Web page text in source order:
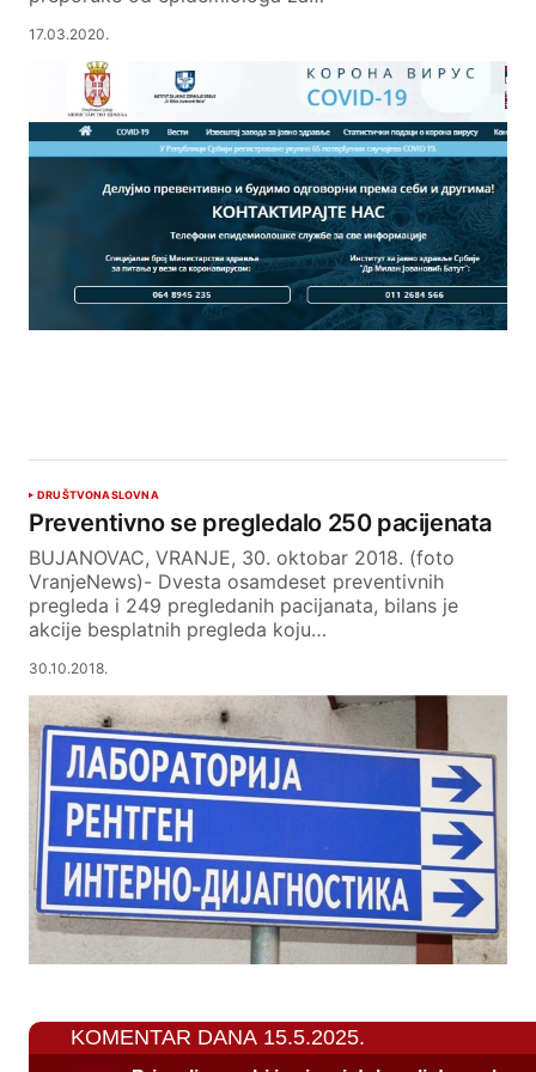
17.03.2020.
DRUŠTVONASLOVNA
Preventivno se pregledalo 250 pacijenata
BUJANOVAC, VRANJE, 30. oktobar 2018. (foto
VranjeNews)- Dvesta osamdeset preventivnih
pregleda i 249 pregledanih pacijanata, bilans je
akcije besplatnih pregleda koju…
30.10.2018.
KOMENTAR DANA 15.5.2025.